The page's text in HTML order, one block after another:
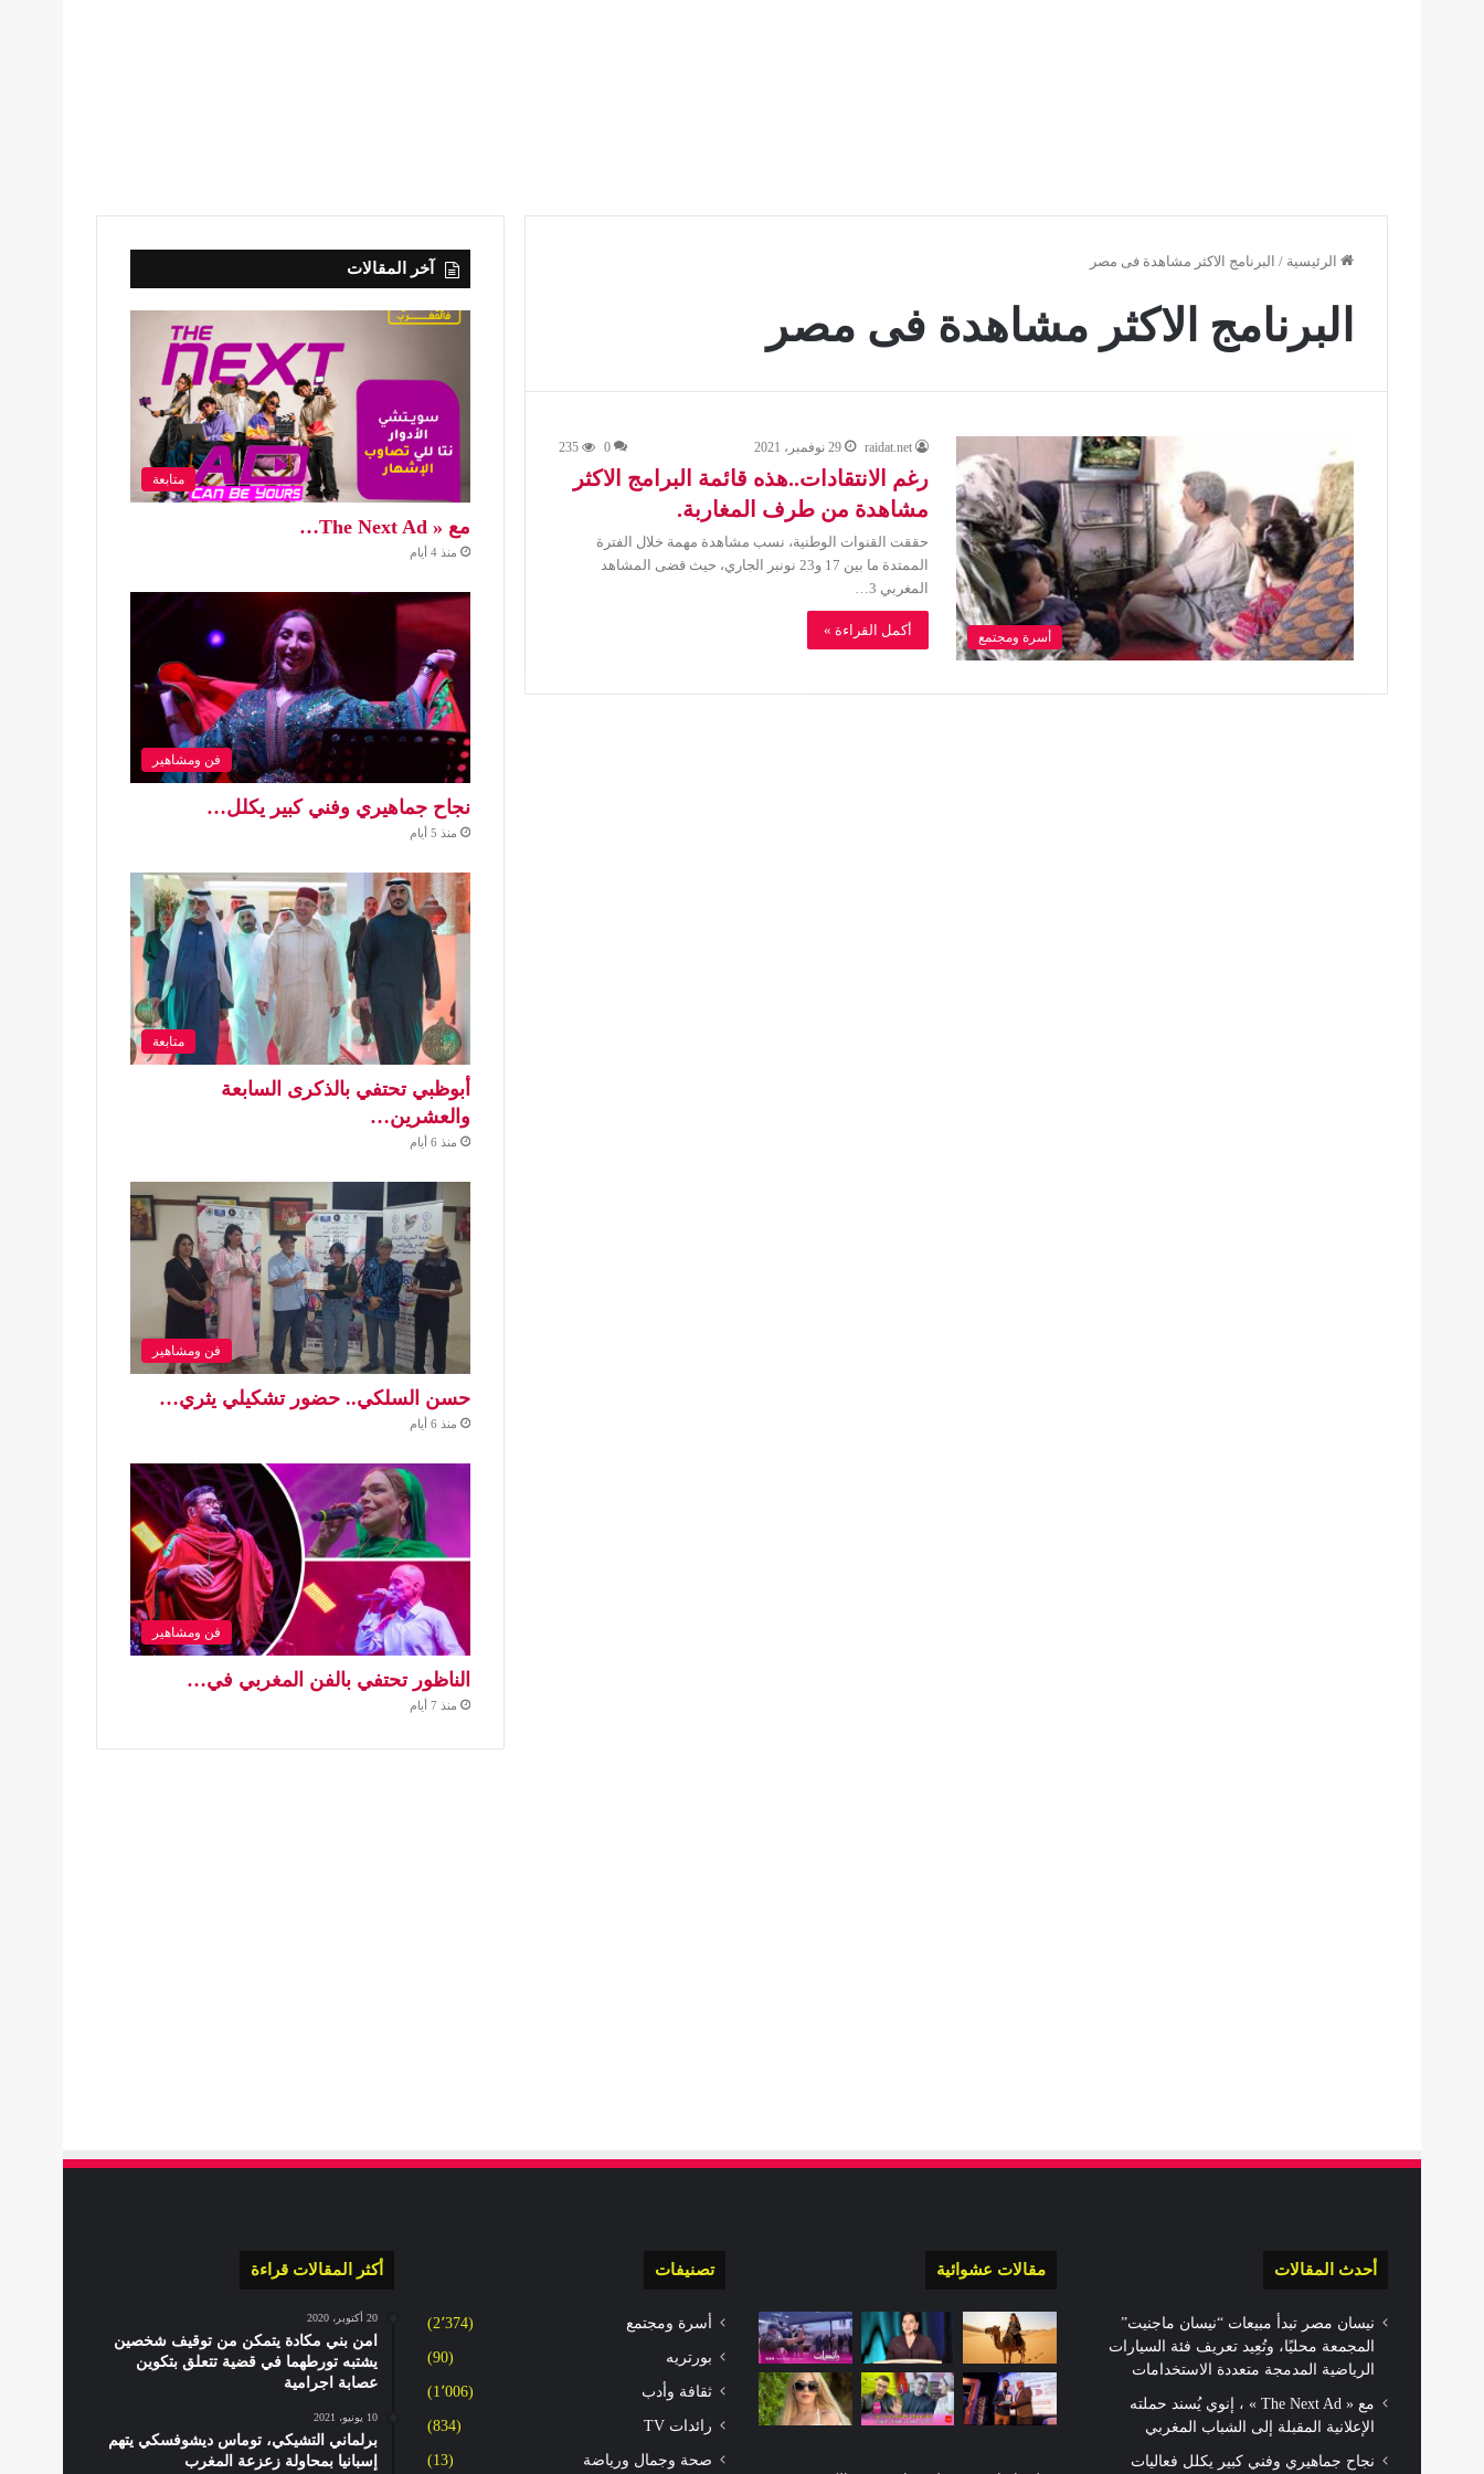
الرئيسية / البرنامج الاكثر مشاهدة فى مصر
البرنامج الاكثر مشاهدة فى مصر
أسرة ومجتمع
raidat.net 29 نوفمبر، 2021 0
235
رغم الانتقادات..هذه قائمة البرامج الاكثر
مشاهدة من طرف المغاربة.
حققت القنوات الوطنية، نسب مشاهدة مهمة خلال الفترة
الممتدة ما بين 17 و23 نونبر الجاري، حيث قضى المشاهد
المغربي 3…
أكمل القراءة »
آخر المقالات
متابعة
مع « The Next Ad…
منذ 4 أيام
فن ومشاهير
نجاح جماهيري وفني كبير يكلل…
منذ 5 أيام
متابعة
أبوظبي تحتفي بالذكرى السابعة
والعشرين…
منذ 6 أيام
فن ومشاهير
حسن السلكي.. حضور تشكيلي يثري…
منذ 6 أيام
فن ومشاهير
الناظور تحتفي بالفن المغربي في…
منذ 7 أيام
أحدث المقالات
نيسان مصر تبدأ مبيعات “نيسان ماجنيت”
المجمعة محليًا، وتُعِيد تعريف فئة السيارات
الرياضية المدمجة متعددة الاستخدامات
مع « The Next Ad » ، إنوي يُسند حملته
الإعلانية المقبلة إلى الشباب المغربي
نجاح جماهيري وفني كبير يكلل فعاليات
مقالات عشوائية تصنيفات
أسرة ومجتمع (2٬374)
بورتريه (90)
ثقافة وأدب (1٬006)
رائدات TV (834)
صحة وجمال ورياضة (13)
أكثر المقالات قراءة
20 أكتوبر، 2020
امن بني مكادة يتمكن من توقيف شخصين
يشتبه تورطهما في قضية تتعلق بتكوين
عصابة اجرامية
10 يونيو، 2021
برلماني التشيكي، توماس ديشوفسكي يتهم
إسبانيا بمحاولة زعزعة المغرب